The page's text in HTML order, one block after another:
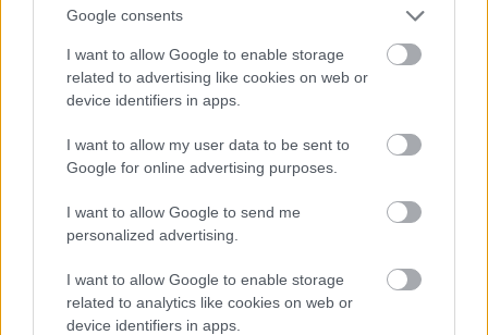
Google consents
I want to allow Google to enable storage
related to advertising like cookies on web or
device identifiers in apps.
I want to allow my user data to be sent to
Google for online advertising purposes.
I want to allow Google to send me
personalized advertising.
I want to allow Google to enable storage
related to analytics like cookies on web or
device identifiers in apps.
Kapcsolódó hírek
TARTALÉK CSAPAT
HIVATALOS: THOMPSON A
UNITEDHEZ IGAZOLT